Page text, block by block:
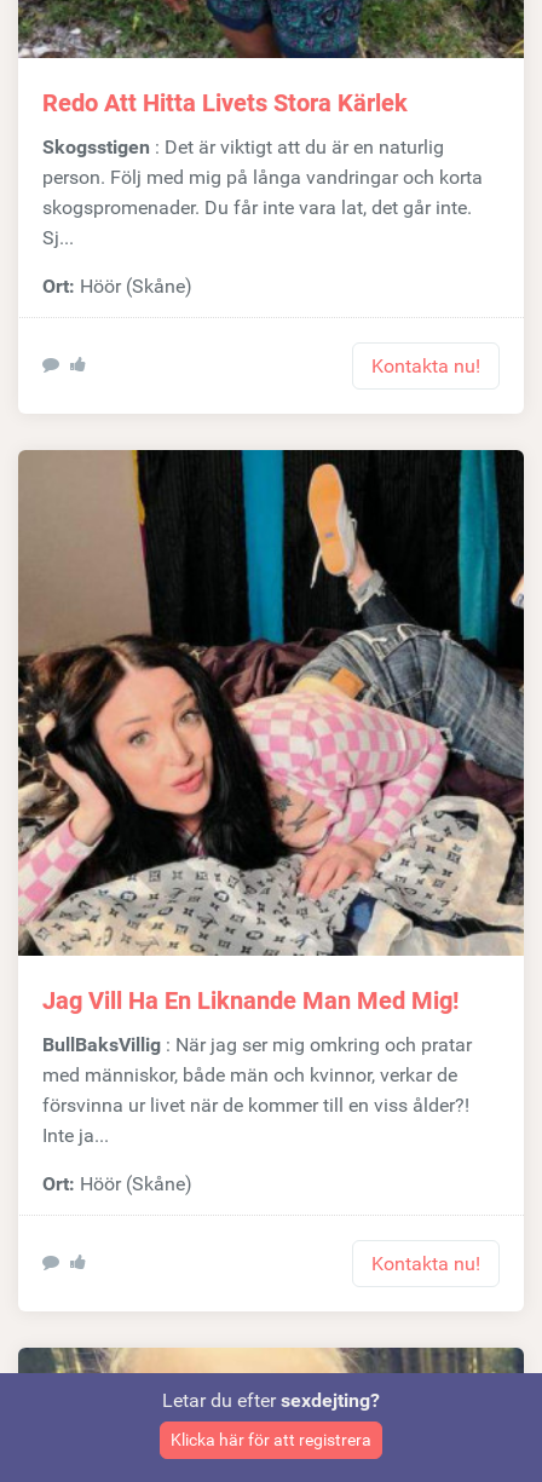
Redo Att Hitta Livets Stora Kärlek
Skogsstigen : Det är viktigt att du är en naturlig
person. Följ med mig på långa vandringar och korta
skogspromenader. Du får inte vara lat, det går inte.
Sj...
Ort: Höör (Skåne)
Kontakta nu!
Jag Vill Ha En Liknande Man Med Mig!
BullBaksVillig : När jag ser mig omkring och pratar
med människor, både män och kvinnor, verkar de
försvinna ur livet när de kommer till en viss ålder?!
Inte ja...
Ort: Höör (Skåne)
Kontakta nu!
Letar du eftersexdejting?
Klicka här för att registrera